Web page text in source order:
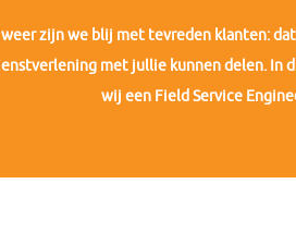
weer zijn we blij met tevreden klanten:
met jullie kunnen delen. In
wij een Field Service